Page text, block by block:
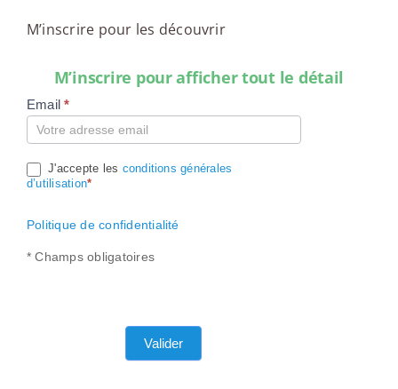
M’inscrire pour les découvrir
M’inscrire pour afficher tout le détail
Compte
Email*
J'accepte les conditions générales
d’utilisation*
Politique de confidentialité
* Champs obligatoires
Valider